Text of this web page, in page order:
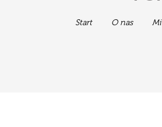
Start O nas